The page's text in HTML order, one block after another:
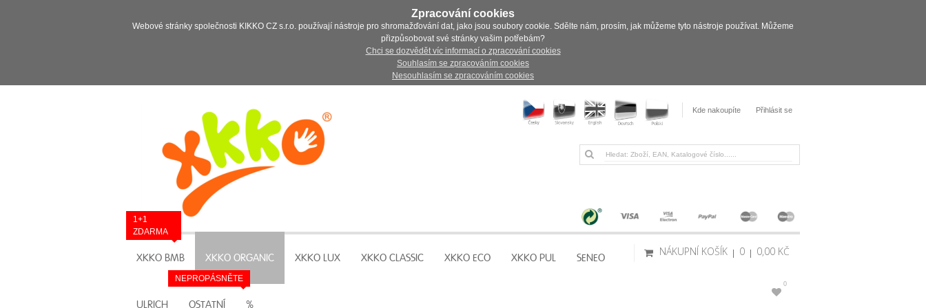
Zpracování cookies
Webové stránky společnosti KIKKO CZ s.r.o. používají nástroje pro shromažďování dat, jako jsou soubory cookie. Sdělte nám, prosím, jak můžeme tyto nástroje používat. Můžeme
přizpůsobovat své stránky vašim potřebám?
Chci se dozvědět víc informací o zpracování cookies
Souhlasím se zpracováním cookies
Nesouhlasím se zpracováním cookies
Kde nakoupíte Přihlásit se
XKKO BMB
1+1
ZDARMA
XKKO ORGANIC XKKO LUX XKKO CLASSIC XKKO ECO XKKO PUL SENEO
ULRICH OSTATNÍ %
NEPROPÁSNĚTE
NÁKUPNÍ KOŠÍK 0 0,00 KČ
0